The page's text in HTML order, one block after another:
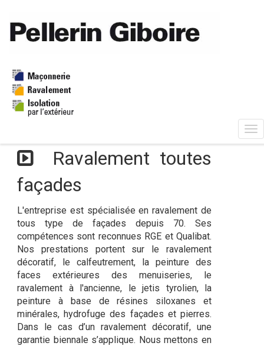
Ravalement peinture
Ravalement toutes
façades
L'entreprise est spécialisée en ravalement de
tous type de façades depuis 70. Ses
compétences sont reconnues RGE et Qualibat.
Nos prestations portent sur le ravalement
décoratif, le calfeutrement, la peinture des
faces extérieures des menuiseries, le
ravalement à l'ancienne, le jetis tyrolien, la
peinture à base de résines siloxanes et
minérales, hydrofuge des façades et pierres.
Dans le cas d’un ravalement décoratif, une
garantie biennale s’applique. Nous mettons en